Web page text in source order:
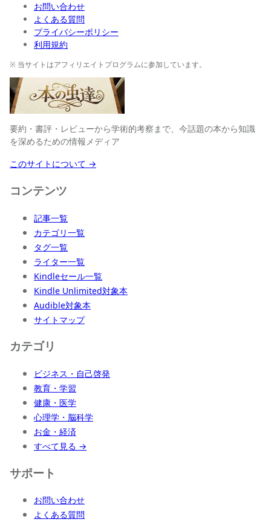
お問い合わせ
よくある質問
プライバシーポリシー
利用規約
※ 当サイトはアフィリエイトプログラムに参加しています。
要約・書評・レビューから学術的考察まで、今話題の本から知識
を深めるための情報メディア
このサイトについて →
コンテンツ
記事一覧
カテゴリ一覧
タグ一覧
ライター一覧
Kindleセール一覧
Kindle Unlimited対象本
Audible対象本
サイトマップ
カテゴリ
ビジネス・自己啓発
教育・学習
健康・医学
心理学・脳科学
お金・経済
すべて見る →
サポート
お問い合わせ
よくある質問